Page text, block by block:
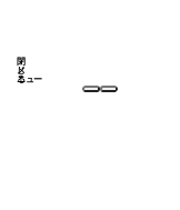
メ
ニュー
閉
じ
る